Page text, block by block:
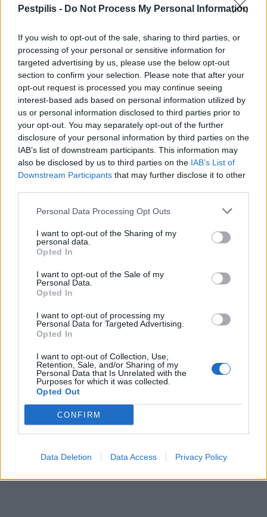
Pestpilis - Do Not Process My Personal Information
If you wish to opt-out of the sale, sharing to third parties, or
processing of your personal or sensitive information for
targeted advertising by us, please use the below opt-out
section to confirm your selection. Please note that after your
opt-out request is processed you may continue seeing
interest-based ads based on personal information utilized by
us or personal information disclosed to third parties prior to
your opt-out. You may separately opt-out of the further
disclosure of your personal information by third parties on the
IAB’s list of downstream participants. This information may
also be disclosed by us to third parties on the IAB’s List of
Downstream Participants that may further disclose it to other
Personal Data Processing Opt Outs
I want to opt-out of the Sharing of my
personal data.
Opted In
I want to opt-out of the Sale of my
Personal Data.
Opted In
I want to opt-out of processing my
Personal Data for Targeted Advertising.
Opted In
I want to opt-out of Collection, Use,
Retention, Sale, and/or Sharing of my
Personal Data that Is Unrelated with the
Purposes for which it was collected.
Opted Out
CONFIRM
Data Deletion Data Access Privacy Policy
Amire többmillióan vártunk: szombattól másodfokúra
csökken a riasztás
Helyi
Csökkenti Józsefváros az üresen álló lakásállományát
élvezhetjük